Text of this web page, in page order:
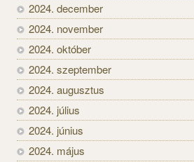
2024. december
2024. november
2024. október
2024. szeptember
2024. augusztus
2024. július
2024. június
2024. május